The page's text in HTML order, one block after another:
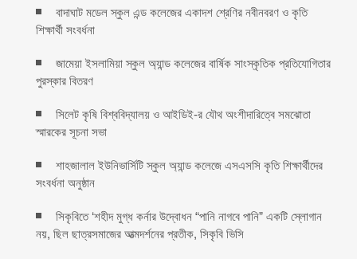
বাদাঘাট মডেল স্কুল এন্ড কলেজের একাদশ শ্রেণির নবীনবরণ ও কৃতি
শিক্ষার্থী সংবর্ধনা
জামেয়া ইসলামিয়া স্কুল অ্যান্ড কলেজের বার্ষিক সাংস্কৃতিক প্রতিযোগিতার
পুরস্কার বিতরণ
সিলেট কৃষি বিশ্ববিদ্যালয় ও আইডিই-র যৌথ অংশীদারিত্বে সমঝোতা
স্মারকের সূচনা সভা
শাহজালাল ইউনিভার্সিটি স্কুল অ্যান্ড কলেজে এসএসসি কৃতি শিক্ষার্থীদের
সংবর্ধনা অনুষ্ঠান
সিকৃবিতে ‘শহীদ মুগ্ধ কর্নার উদ্বোধন “পানি নাগবে পানি” একটি স্লোগান
নয়, ছিল ছাত্রসমাজের আত্মদর্শনের প্রতীক, সিকৃবি ভিসি